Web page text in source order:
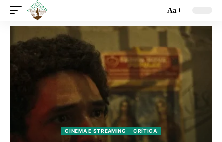
Aa
CINEMA E STREAMING CRÍTICA